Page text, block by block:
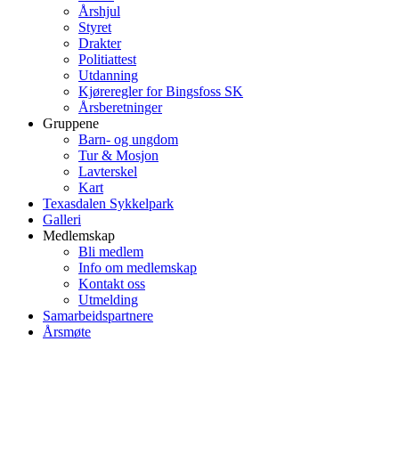
Årshjul
Styret
Drakter
Politiattest
Utdanning
Kjøreregler for Bingsfoss SK
Årsberetninger
Gruppene
Barn- og ungdom
Tur & Mosjon
Lavterskel
Kart
Texasdalen Sykkelpark
Galleri
Medlemskap
Bli medlem
Info om medlemskap
Kontakt oss
Utmelding
Samarbeidspartnere
Årsmøte